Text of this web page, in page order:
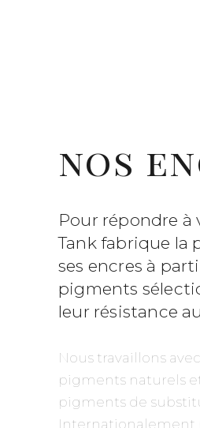
nos
Pour répondre à
Tank fabrique la
ses encres à
pigments
leur résistance
Nous travaillons
pigments naturels
pigments de
Internationalement